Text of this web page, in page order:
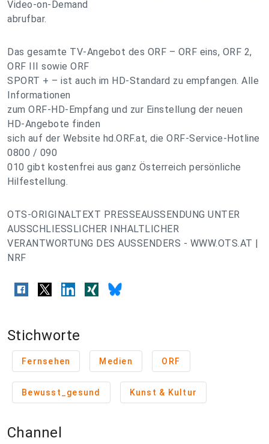
Video-on-Demand
abrufbar.
Das gesamte TV-Angebot des ORF – ORF eins, ORF 2,
ORF III sowie ORF
SPORT + – ist auch im HD-Standard zu empfangen. Alle
Informationen
zum ORF-HD-Empfang und zur Einstellung der neuen
HD-Angebote finden
sich auf der Website hd.ORF.at, die ORF-Service-Hotline
0800 / 090
010 gibt kostenfrei aus ganz Österreich persönliche
Hilfestellung.
OTS-ORIGINALTEXT PRESSEAUSSENDUNG UNTER
AUSSCHLIESSLICHER INHALTLICHER
VERANTWORTUNG DES AUSSENDERS - WWW.OTS.AT |
NRF
Stichworte
Fernsehen Medien ORF
Bewusst_gesund Kunst & Kultur
Channel